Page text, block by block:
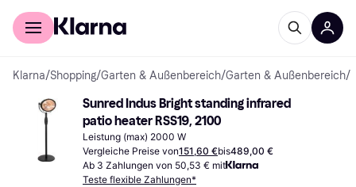
Für Shopper
Klarna/Shopping/Garten & Außenbereich/Garten & Außenbereich/
Sunred Indus Bright standing infrared
patio heater RSS19, 2100
Leistung (max) 2000 W
Vergleiche Preise von151,60 €bis489,00 €
Ab 3 Zahlungen von 50,53 € mit
Teste flexible Zahlungen*